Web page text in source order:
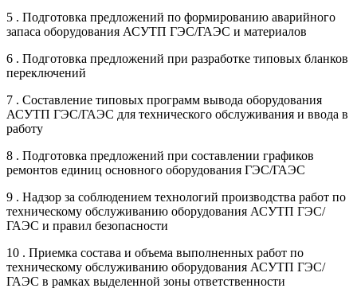
5 . Подготовка предложений по формированию аварийного
запаса оборудования АСУТП ГЭС/ГАЭС и материалов
6 . Подготовка предложений при разработке типовых бланков
переключений
7 . Составление типовых программ вывода оборудования
АСУТП ГЭС/ГАЭС для технического обслуживания и ввода в
работу
8 . Подготовка предложений при составлении графиков
ремонтов единиц основного оборудования ГЭС/ГАЭС
9 . Надзор за соблюдением технологий производства работ по
техническому обслуживанию оборудования АСУТП ГЭС/
ГАЭС и правил безопасности
10 . Приемка состава и объема выполненных работ по
техническому обслуживанию оборудования АСУТП ГЭС/
ГАЭС в рамках выделенной зоны ответственности